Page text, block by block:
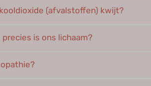
(afvalstoffen) kwijt?
is ons lichaam?